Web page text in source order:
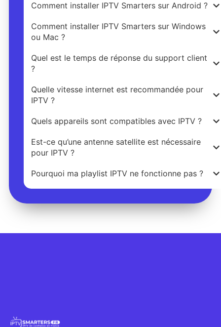
Comment installer IPTV Smarters sur Android ?
Comment installer IPTV Smarters sur Windows
ou Mac ?
Quel est le temps de réponse du support client
?
Quelle vitesse internet est recommandée pour
IPTV ?
Quels appareils sont compatibles avec IPTV ?
Est-ce qu’une antenne satellite est nécessaire
pour IPTV ?
Pourquoi ma playlist IPTV ne fonctionne pas ?